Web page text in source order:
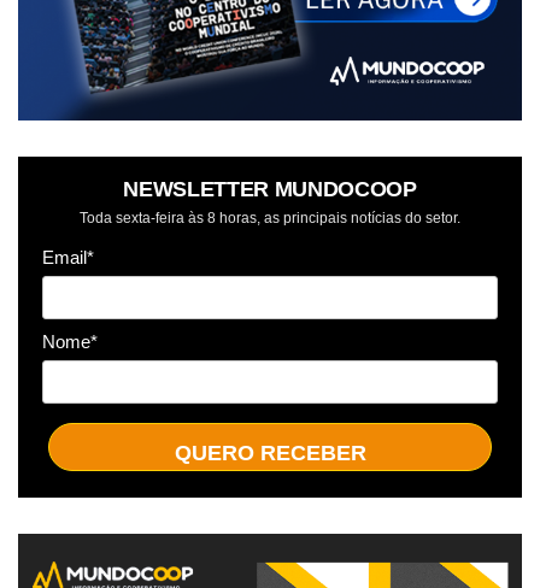
NEWSLETTER MUNDOCOOP
Toda sexta-feira às 8 horas, as principais notícias do setor.
Email*
Nome*
QUERO RECEBER